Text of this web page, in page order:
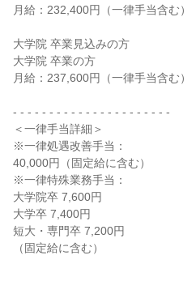
月給：232,400円（一律手当含む）
大学院 卒業見込みの方
大学院 卒業の方
月給：237,600円（一律手当含む）
- - - - - - - - - - - - - - - - - - - - - -
＜一律手当詳細＞
※一律処遇改善手当：
40,000円（固定給に含む）
※一律特殊業務手当：
大学院卒 7,600円
大学卒 7,400円
短大・専門卒 7,200円
（固定給に含む）